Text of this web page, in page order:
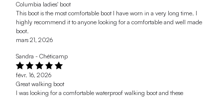
Columbia ladies' boot
This boot is the most comfortable boot I have worn in a very long time. I
highly recommend it to anyone looking for a comfortable and well made
boot.
mars 21, 2026
Sandra - Chéticamp
févr. 16, 2026
Great walking boot
I was looking for a comfortable waterproof walking boot and these